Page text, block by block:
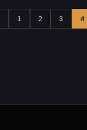
1 2 3 4